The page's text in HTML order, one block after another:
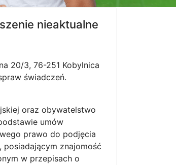
nieaktualne
20/3, 76-251 Kobylnica
świadczeń.
oraz obywatelstwo
umów
prawo do podjęcia
znajomość
w przepisach o